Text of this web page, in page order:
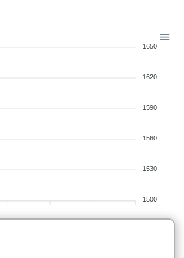
1650
1620
1590
1560
1530
1500